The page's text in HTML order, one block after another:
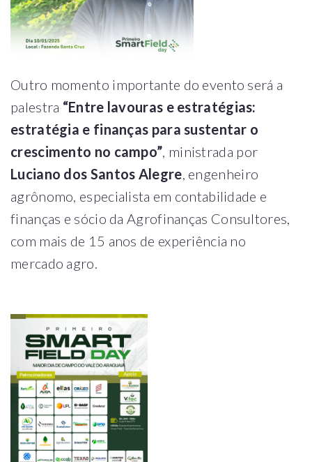
Outro momento importante do evento será a
palestra “Entre lavouras e estratégias:
estratégia e finanças para sustentar o
crescimento no campo” , ministrada por
Luciano dos Santos Alegre , engenheiro
agrônomo, especialista em contabilidade e
finanças e sócio da Agrofinanças Consultores,
com mais de 15 anos de experiência no
mercado agro.